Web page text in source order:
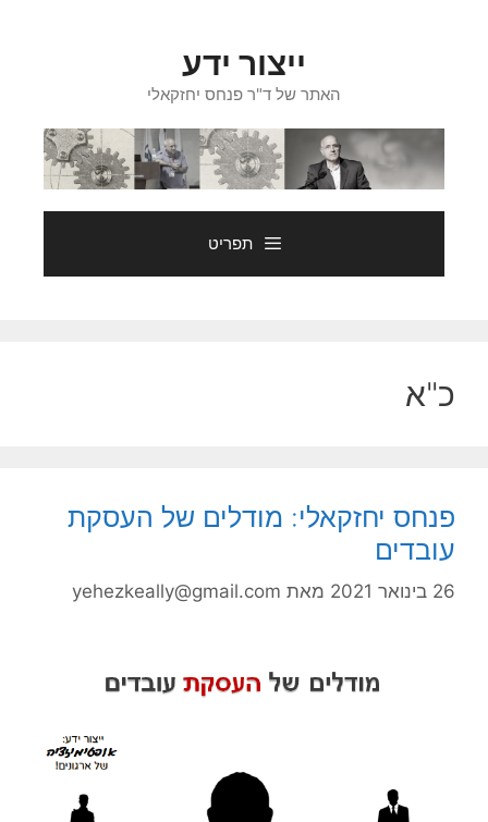
ייצור ידע
האתר של ד"ר פנחס יחזקאלי
תפריט
כ"א
פנחס יחזקאלי: מודלים של העסקת
עובדים
26 בינואר 2021 מאת yehezkeally@gmail.com